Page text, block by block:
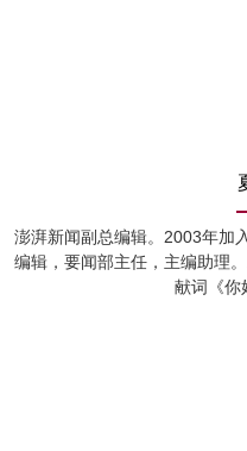
澎湃新闻副总编辑。2003年加
编辑，要闻部主任，主编助理
献词《你